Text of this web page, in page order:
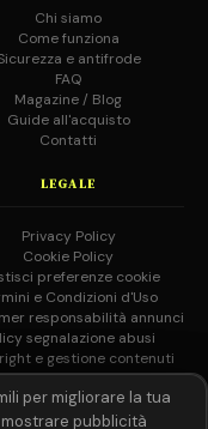
Chi siamo
Come funziona
e antifrode
FAQ
Magazine / Blog
Guide all'acquisto
Contatti
LEGALE
Privacy Policy
Cookie Policy
preferenze cookie
e Condizioni d'Uso
responsabilità annunci
segnalazione abusi
e gestione contenuti
per migliorare la tua
pubblicità